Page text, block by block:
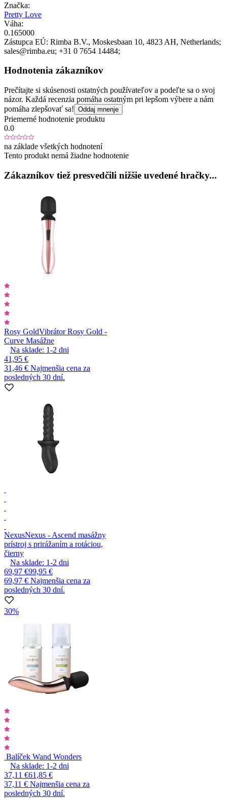
Značka:
Pretty Love
Váha:
0.165000
Zástupca EÚ: Rimba B.V., Moskesbaan 10, 4823 AH, Netherlands;
sales@rimba.eu; +31 0 7654 14484;
Hodnotenia zákazníkov
Prečítajte si skúsenosti ostatných používateľov a podeľte sa o svoj
názor. Každá recenzia pomáha ostatným pri lepšom výbere a nám
pomáha zlepšovať sa! Oddaj mnenje
Priemerné hodnotenie produktu
0.0
na základe všetkých hodnotení
Tento produkt nemá žiadne hodnotenie
Zákazníkov tiež presvedčili nižšie uvedené hračky...
Rosy GoldVibrátor Rosy Gold -
Curve Masážne
Na sklade: 1-2 dni
41,95 €
31,46 € Najmenšia cena za
posledných 30 dní.
NexusNexus - Ascend masážny
prístroj s prirážaním a rotáciou,
čierny
Na sklade: 1-2 dni
69,97 €99,95 €
69,97 € Najmenšia cena za
posledných 30 dní.
30%
Balíček Wand Wonders
Na sklade: 1-2 dni
37,11 €61,85 €
37,11 € Najmenšia cena za
posledných 30 dní.